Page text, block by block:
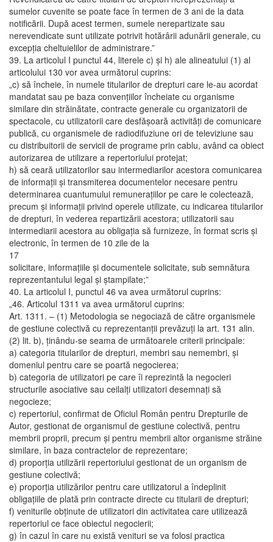
sumelor cuvenite se poate face în termen de 3 ani de la data
notificării. După acest termen, sumele nerepartizate sau
nerevendicate sunt utilizate potrivit hotărârii adunării generale, cu
excepţia cheltuielilor de administrare.”
39. La articolul I punctul 44, literele c) şi h) ale alineatului (1) al
articolului 130 vor avea următorul cuprins:
„c) să încheie, în numele titularilor de drepturi care le-au acordat
mandatat sau pe baza convenţiilor încheiate cu organisme
similare din străinătate, contracte generale cu organizatorii de
spectacole, cu utilizatorii care desfăşoară activităţi de comunicare
publică, cu organismele de radiodifuziune ori de televiziune sau
cu distribuitorii de servicii de programe prin cablu, având ca obiect
autorizarea de utilizare a repertoriului protejat;
h) să ceară utilizatorilor sau intermediarilor acestora comunicarea
de informaţii şi transmiterea documentelor necesare pentru
determinarea cuantumului remuneraţiilor pe care le colectează,
precum şi informaţii privind operele utilizate, cu indicarea titularilor
de drepturi, în vederea repartizării acestora; utilizatorii sau
intermediarii acestora au obligaţia să furnizeze, în format scris şi
electronic, în termen de 10 zile de la
17
solicitare, informaţiile şi documentele solicitate, sub semnătura
reprezentantului legal şi ştampilate;”
40. La articolul I, punctul 46 va avea următorul cuprins:
„46. Articolul 1311 va avea următorul cuprins:
Art. 1311. – (1) Metodologia se negociază de către organismele
de gestiune colectivă cu reprezentanţii prevăzuţi la art. 131 alin.
(2) lit. b), ţinându-se seama de următoarele criterii principale:
a) categoria titularilor de drepturi, membri sau nemembri, şi
domeniul pentru care se poartă negocierea;
b) categoria de utilizatori pe care îi reprezintă la negocieri
structurile asociative sau ceilalţi utilizatori desemnaţi să
negocieze;
c) repertoriul, confirmat de Oficiul Român pentru Drepturile de
Autor, gestionat de organismul de gestiune colectivă, pentru
membrii proprii, precum şi pentru membrii altor organisme străine
similare, în baza contractelor de reprezentare;
d) proporţia utilizării repertoriului gestionat de un organism de
gestiune colectivă;
e) proporţia utilizărilor pentru care utilizatorul a îndeplinit
obligaţiile de plată prin contracte directe cu titularii de drepturi;
f) veniturile obţinute de utilizatori din activitatea care utilizează
repertoriul ce face obiectul negocierii;
g) în cazul în care nu există venituri se va folosi practica